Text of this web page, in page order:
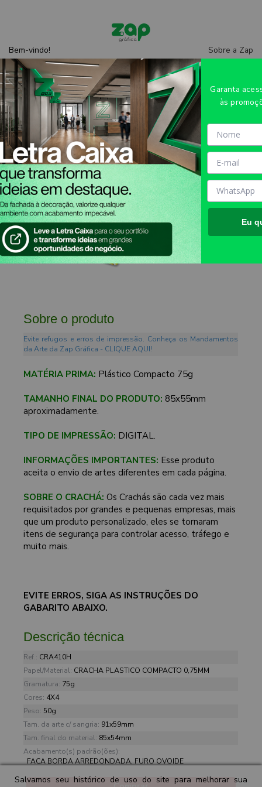
Bem-vindo!
Entre
oucadastre-se
Sobre a Zap
Central de
CRACHÁ CRACHÁ HORIZONTAL
0,75MM - 4X4 - 10unid - CRA410H
Sobre o produto
Evite refugos e erros de impressão. Conheça os Mandamentos
da Arte da Zap Gráfica - CLIQUE AQUI!
MATÉRIA PRIMA: Plástico Compacto 75g
TAMANHO FINAL DO PRODUTO: 85x55mm
aproximadamente.
TIPO DE IMPRESSÃO: DIGITAL.
INFORMAÇÕES IMPORTANTES: Esse produto
aceita o envio de artes diferentes em cada página.
SOBRE O CRACHÁ: Os Crachás são cada vez mais
requisitados por grandes e pequenas empresas, mais
que um produto personalizado, eles se tornaram
itens de segurança para controlar acesso, tráfego e
muito mais.
EVITE ERROS, SIGA AS INSTRUÇÕES DO
GABARITO ABAIXO.
Descrição técnica
Ref.: CRA410H
Papel/Material: CRACHA PLASTICO COMPACTO 0,75MM
Gramatura: 75g
Cores: 4X4
Peso: 50g
Tam. da arte c/ sangria: 91x59mm
Tam. final do material: 85x54mm
Acabamento(s) padrão(ões):
FACA BORDA ARREDONDADA, FURO OVOIDE
Salvamos seu histórico de uso do site para melhorar sua
Garanta
às
Eu